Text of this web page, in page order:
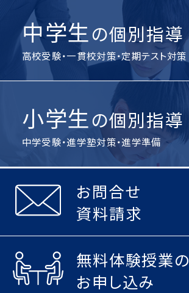
中学生の個別指導
高校受験・一貫校対策・定期テスト対策
小学生の個別指導
中学受験・進学塾対策・進学準備
お問合せ
資料請求
無料体験授業の
お申し込み